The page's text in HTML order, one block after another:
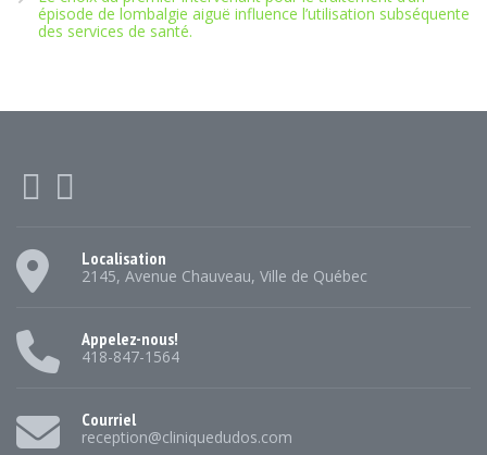
épisode de lombalgie aiguë influence l’utilisation subséquente
des services de santé.
Localisation
2145, Avenue Chauveau, Ville de Québec
Appelez-nous!
418-847-1564
Courriel
reception@cliniquedudos.com